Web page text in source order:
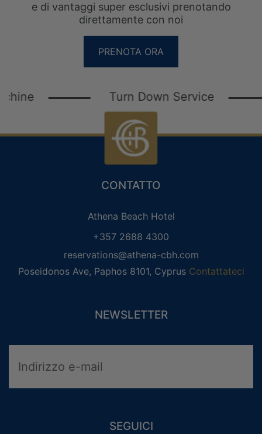
PRIVILEGES LOGIN
e di vantaggi super esclusivi prenotando
direttamente con noi
PRENOTA ORA
Turn Down Service
CONTATTO
Athena Beach Hotel
+357 2688 4300
reservations@athena-cbh.com
Poseidonos Ave, Paphos 8101, Cyprus Contattateci
NEWSLETTER
SEGUICI